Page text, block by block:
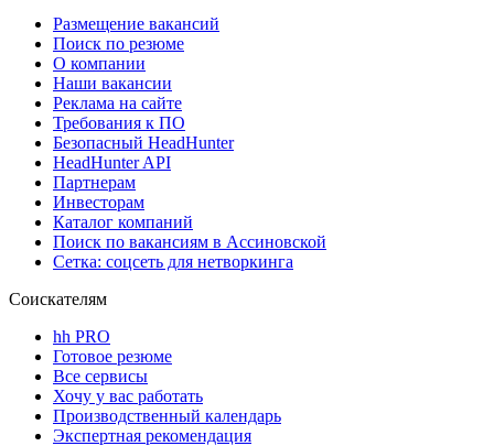
Размещение вакансий
Поиск по резюме
О компании
Наши вакансии
Реклама на сайте
Требования к ПО
Безопасный HeadHunter
HeadHunter API
Партнерам
Инвесторам
Каталог компаний
Поиск по вакансиям в Ассиновской
Сетка: соцсеть для нетворкинга
Соискателям
hh PRO
Готовое резюме
Все сервисы
Хочу у вас работать
Производственный календарь
Экспертная рекомендация